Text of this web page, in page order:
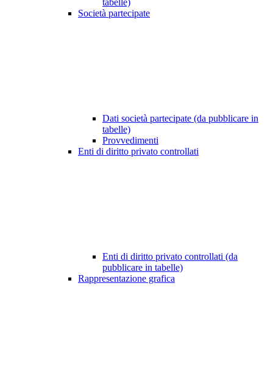
tabelle)
Società partecipate
Dati società partecipate (da pubblicare in
tabelle)
Provvedimenti
Enti di diritto privato controllati
Enti di diritto privato controllati (da
pubblicare in tabelle)
Rappresentazione grafica